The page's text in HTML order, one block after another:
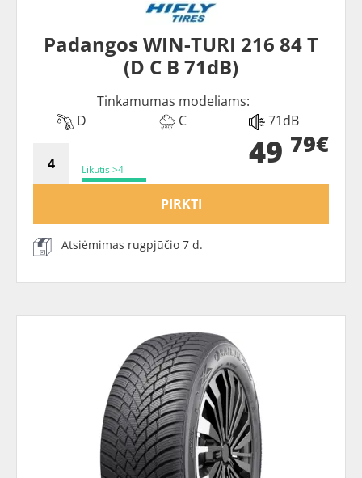
Padangos WIN-TURI 216 84 T
(D C B 71dB)
Tinkamumas modeliams:
D
C 71dB
Likutis >4 49 79€
PIRKTI
Atsiėmimas rugpjūčio 7 d.